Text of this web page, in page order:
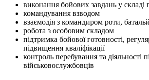
виконання бойових завдань у складі
командування взводом
взаємодія з командиром роти,
робота з особовим складом
підтримка бойової готовності,
підвищення кваліфікації
контроль перебування та діяльності
військовослужбовців